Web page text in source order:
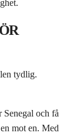
tydlig.
och få
mot en. Med